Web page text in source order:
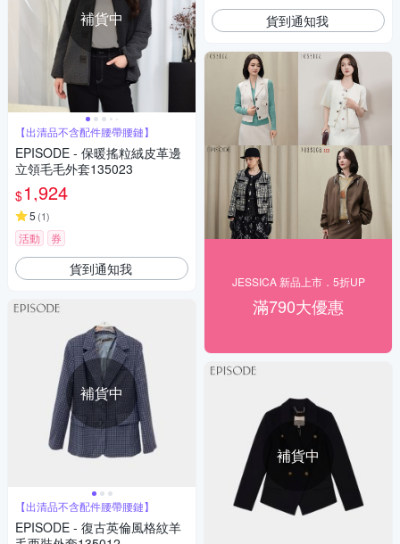
補貨中
【出清品不含配件腰帶腰鏈】
EPISODE - 保暖搖粒絨皮革邊
立領毛毛外套135023
$1,924
5 (1)
活動 券
貨到通知我
補貨中
【出清品不含配件腰帶腰鏈】
EPISODE - 復古英倫風格紋羊
貨到通知我
JESSICA 新品上市．5折UP
滿790大優惠
補貨中